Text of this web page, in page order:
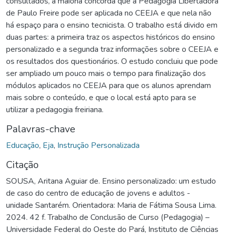
de Paulo Freire pode ser aplicada no CEEJA e que nela não
há espaço para o ensino tecnicista. O trabalho está divido em
duas partes: a primeira traz os aspectos históricos do ensino
personalizado e a segunda traz informações sobre o CEEJA e
os resultados dos questionários. O estudo concluiu que pode
ser ampliado um pouco mais o tempo para finalização dos
módulos aplicados no CEEJA para que os alunos aprendam
mais sobre o conteúdo, e que o local está apto para se
utilizar a pedagogia freiriana.
Palavras-chave
Educação, Eja, Instrução Personalizada
Citação
SOUSA, Aritana Aguiar de. Ensino personalizado: um estudo
de caso do centro de educação de jovens e adultos -
unidade Santarém. Orientadora: Maria de Fátima Sousa Lima.
2024. 42 f. Trabalho de Conclusão de Curso (Pedagogia) –
Universidade Federal do Oeste do Pará, Instituto de Ciências